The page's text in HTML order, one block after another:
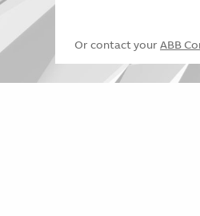
Or contact your ABB